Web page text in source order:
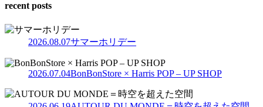
recent posts
2026.08.07サマーホリデー
2026.07.04BonBonStore × Harris POP – UP SHOP